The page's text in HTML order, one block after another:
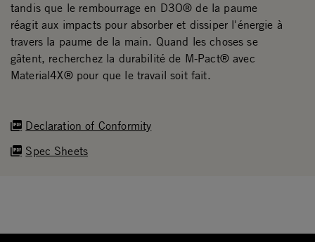
Declaration of Conformity
Spec Sheets
tandis que le rembourrage en D3O® de la paume
réagit aux impacts pour absorber et dissiper l'énergie à
travers la paume de la main. Quand les choses se
gâtent, recherchez la durabilité de M-Pact® avec
Material4X® pour que le travail soit fait.